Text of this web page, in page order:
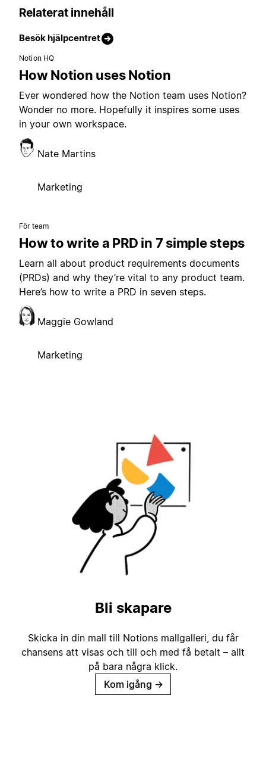
Relaterat innehåll
Besök hjälpcentret
Notion HQ
How Notion uses Notion
Ever wondered how the Notion team uses Notion?
Wonder no more. Hopefully it inspires some uses
in your own workspace.
Nate Martins
Marketing
För team
How to write a PRD in 7 simple steps
Learn all about product requirements documents
(PRDs) and why they’re vital to any product team.
Here’s how to write a PRD in seven steps.
Maggie Gowland
Marketing
Bli skapare
Skicka in din mall till Notions mallgalleri, du får
chansens att visas och till och med få betalt – allt
på bara några klick.
Kom igång →